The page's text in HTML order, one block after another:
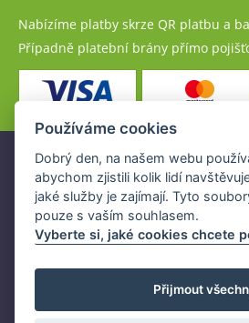
Nabízíme platby skrze QR platbu a
Případně platební brány přímo
Pojistné produkty jsou
www.POJISTENI.cz, a.s. na
národní banky
Licence ČNB umožňuje
Používáme cookies
Dobrý den, na našem webu
abychom zjistili kolik lidí
jaké služby je zajímají. Tyto
pouze s vaším souhlasem.
Vyberte si, jaké cookies chcete
Přijmout